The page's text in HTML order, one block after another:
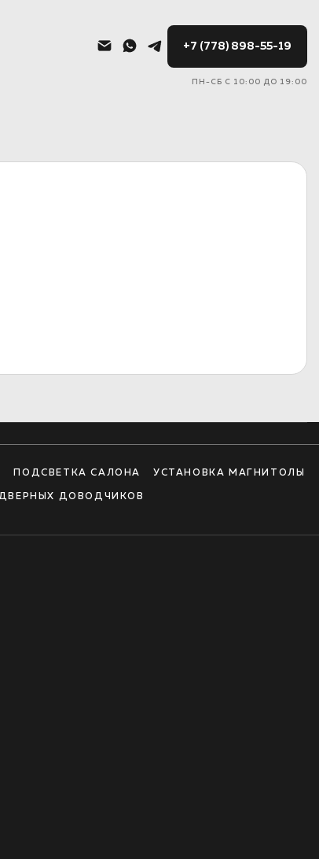
+7 (778) 898-55-19
ПН-СБ С 10:00 ДО 19:00
ПОДСВЕТКА САЛОНА УСТАНОВКА МАГНИТОЛЫ
ДОВОДЧИКОВ